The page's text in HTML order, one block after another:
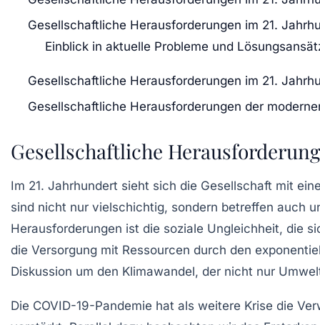
Gesellschaftliche Herausforderungen im 21.
Einblick in aktuelle Probleme und
Gesellschaftliche Herausforderungen im 21.
Gesellschaftliche Herausforderungen der
Gesellschaftliche
Im 21. Jahrhundert sieht sich die Gesellschaft mit
sind nicht nur vielschichtig, sondern betreffen auch
Herausforderungen ist die soziale Ungleichheit, die
die Versorgung mit Ressourcen durch den
Diskussion um den Klimawandel, der nicht nur
Die COVID-19-Pandemie hat als weitere Krise die